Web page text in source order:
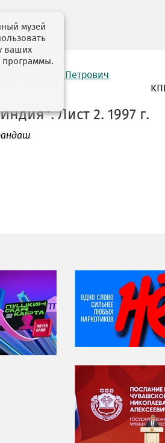
Анатолий Петрович
Лист 2. 1997 г.
НИ ДНЯ БЕЗ ДАТЫ...
07 августа
Я встретил
всё
музей
ваших
программы.